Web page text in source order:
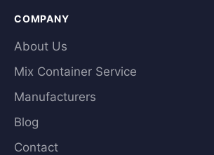
COMPANY
About Us
Mix Container Service
Manufacturers
Blog
Contact